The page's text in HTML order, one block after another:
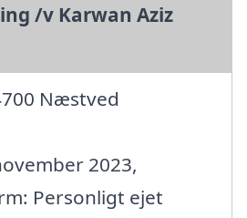
/v Karwan Aziz
Næstved
2023,
Personligt ejet